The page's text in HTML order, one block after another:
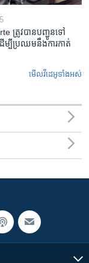
ត្រូវ​បាន​បញ្ជូនទៅ
ើម្បី​ប្រឈម​នឹង​ការកាត់
មើល​វីដេអូ​ទាំង​អស់